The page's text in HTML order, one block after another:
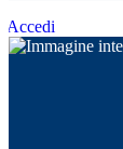
Accedi